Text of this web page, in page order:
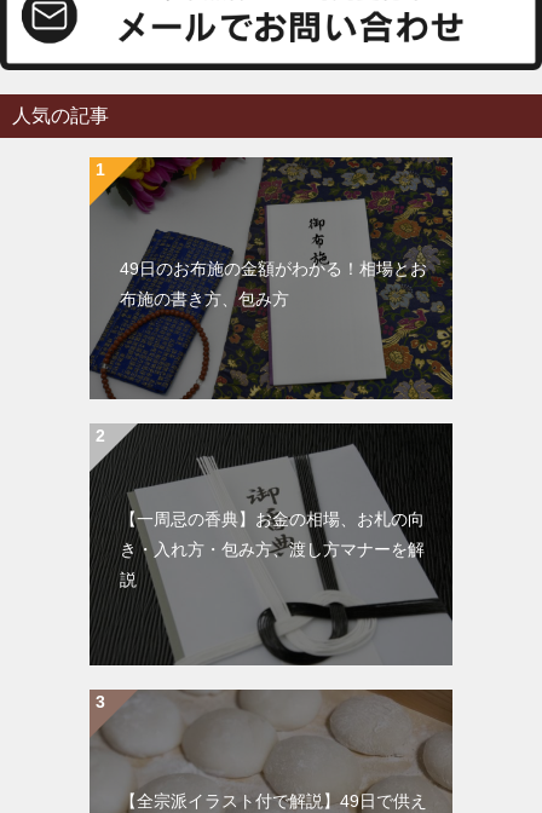
人気の記事
49日のお布施の金額がわかる！相場とお
布施の書き方、包み方
【一周忌の香典】お金の相場、お札の向
き・入れ方・包み方、渡し方マナーを解
説
【全宗派イラスト付で解説】49日で供え